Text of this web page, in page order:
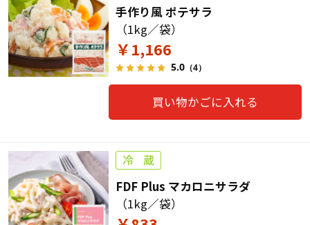
手作り風 ポテサラ
（1kg／袋）
￥1,166
5.0（4）
買い物かごに入れる
FDF Plus マカロニサラダ
（1kg／袋）